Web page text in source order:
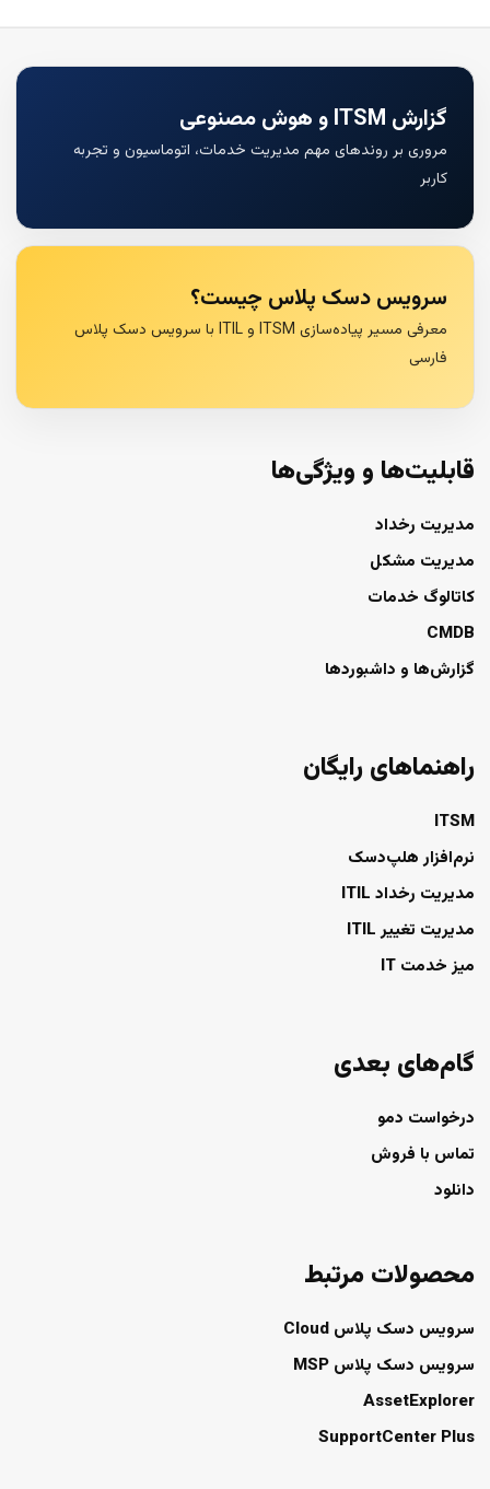
گزارش ITSM و هوش مصنوعی
مروری بر روندهای مهم مدیریت خدمات، اتوماسیون و تجربه
کاربر
سرویس دسک پلاس چیست؟
معرفی مسیر پیاده‌سازی ITSM و ITIL با سرویس دسک پلاس
فارسی
قابلیت‌ها و ویژگی‌ها
مدیریت رخداد
مدیریت مشکل
کاتالوگ خدمات
CMDB
گزارش‌ها و داشبوردها
راهنماهای رایگان
ITSM
نرم‌افزار هلپ‌دسک
مدیریت رخداد ITIL
مدیریت تغییر ITIL
میز خدمت IT
گام‌های بعدی
درخواست دمو
تماس با فروش
دانلود
محصولات مرتبط
سرویس دسک پلاس Cloud
سرویس دسک پلاس MSP
AssetExplorer
SupportCenter Plus